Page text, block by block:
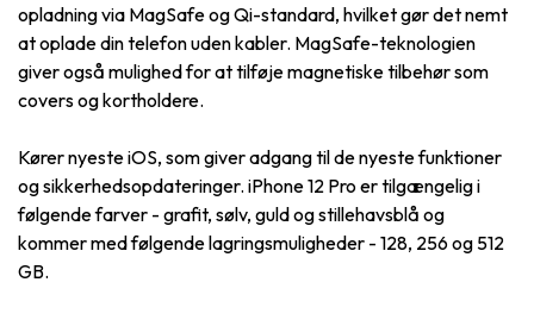
opladning via MagSafe og Qi-standard, hvilket gør det nemt
at oplade din telefon uden kabler. MagSafe-teknologien
giver også mulighed for at tilføje magnetiske tilbehør som
covers og kortholdere.
Kører nyeste iOS, som giver adgang til de nyeste funktioner
og sikkerhedsopdateringer. iPhone 12 Pro er tilgængelig i
følgende farver - grafit, sølv, guld og stillehavsblå og
kommer med følgende lagringsmuligheder - 128, 256 og 512
GB.